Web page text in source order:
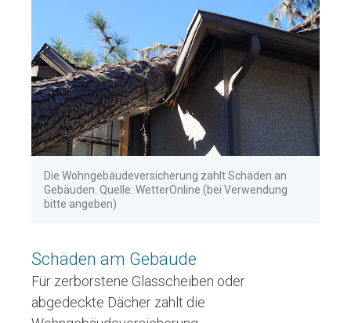
Die Wohngebäudeversicherung zahlt Schäden an
Gebäuden. Quelle: WetterOnline (bei Verwendung
bitte angeben)
Schäden am Gebäude
Für zerborstene Glasscheiben oder
abgedeckte Dächer zahlt die